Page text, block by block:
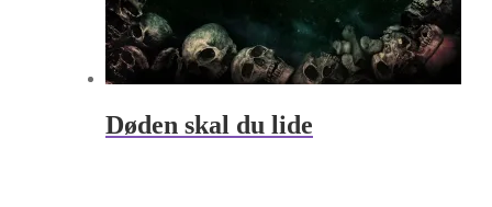
Døden skal du lide